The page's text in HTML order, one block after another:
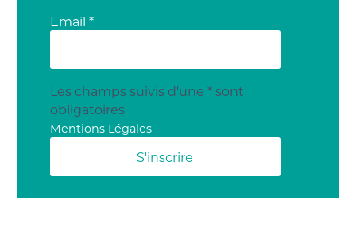
Email *
Les champs suivis d'une * sont
obligatoires
Mentions Légales